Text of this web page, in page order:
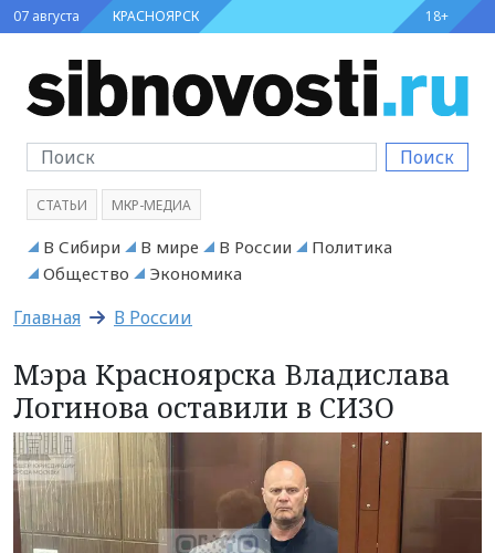
07 августа КРАСНОЯРСК 18+
Поиск
СТАТЬИ МКР-МЕДИА
В Сибири В мире В России
Политика
Общество
Экономика
Главная В России
Мэра Красноярска Владислава
Логинова оставили в СИЗО